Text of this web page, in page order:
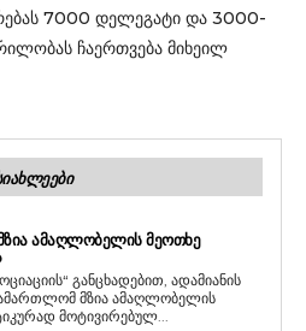
7000 დელეგატი და 3000-
ჩაერთვება მიხეილ
ᲐᲛᲐᲦᲚᲝᲑᲔᲚᲘᲡ ᲛᲔᲝᲗᲮᲔ
განცხადებით, ადამიანის
მზია ამაღლობელის
მოტივირებულ...